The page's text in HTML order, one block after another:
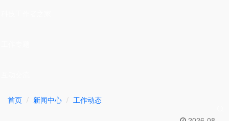
首页 新闻中心
工作动态